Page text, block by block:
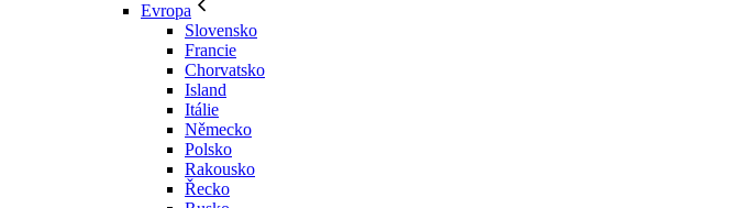
Evropa
Slovensko
Francie
Chorvatsko
Island
Itálie
Německo
Polsko
Rakousko
Řecko